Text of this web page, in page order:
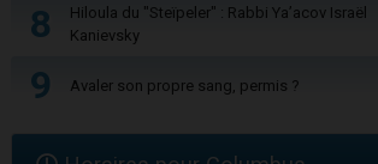
8
Hiloula du "Steïpeler" : Rabbi Ya’acov Israël
Kanievsky
9 Avaler son propre sang, permis ?